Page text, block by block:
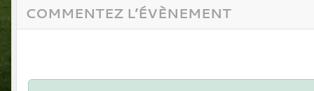
COMMENTEZ L’ÉVÈNEMENT